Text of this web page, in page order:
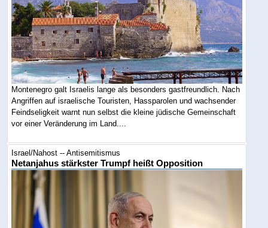
Montenegro galt Israelis lange als besonders gastfreundlich. Nach
Angriffen auf israelische Touristen, Hassparolen und wachsender
Feindseligkeit warnt nun selbst die kleine jüdische Gemeinschaft
vor einer Veränderung im Land....
Israel/Nahost -- Antisemitismus
Netanjahus stärkster Trumpf heißt Opposition